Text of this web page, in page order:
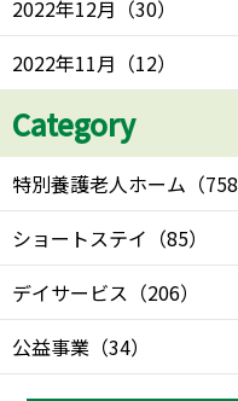
2022年12月 （30）
2022年11月 （12）
Category
特別養護老人ホーム （758
ショートステイ （85）
デイサービス （206）
公益事業 （34）